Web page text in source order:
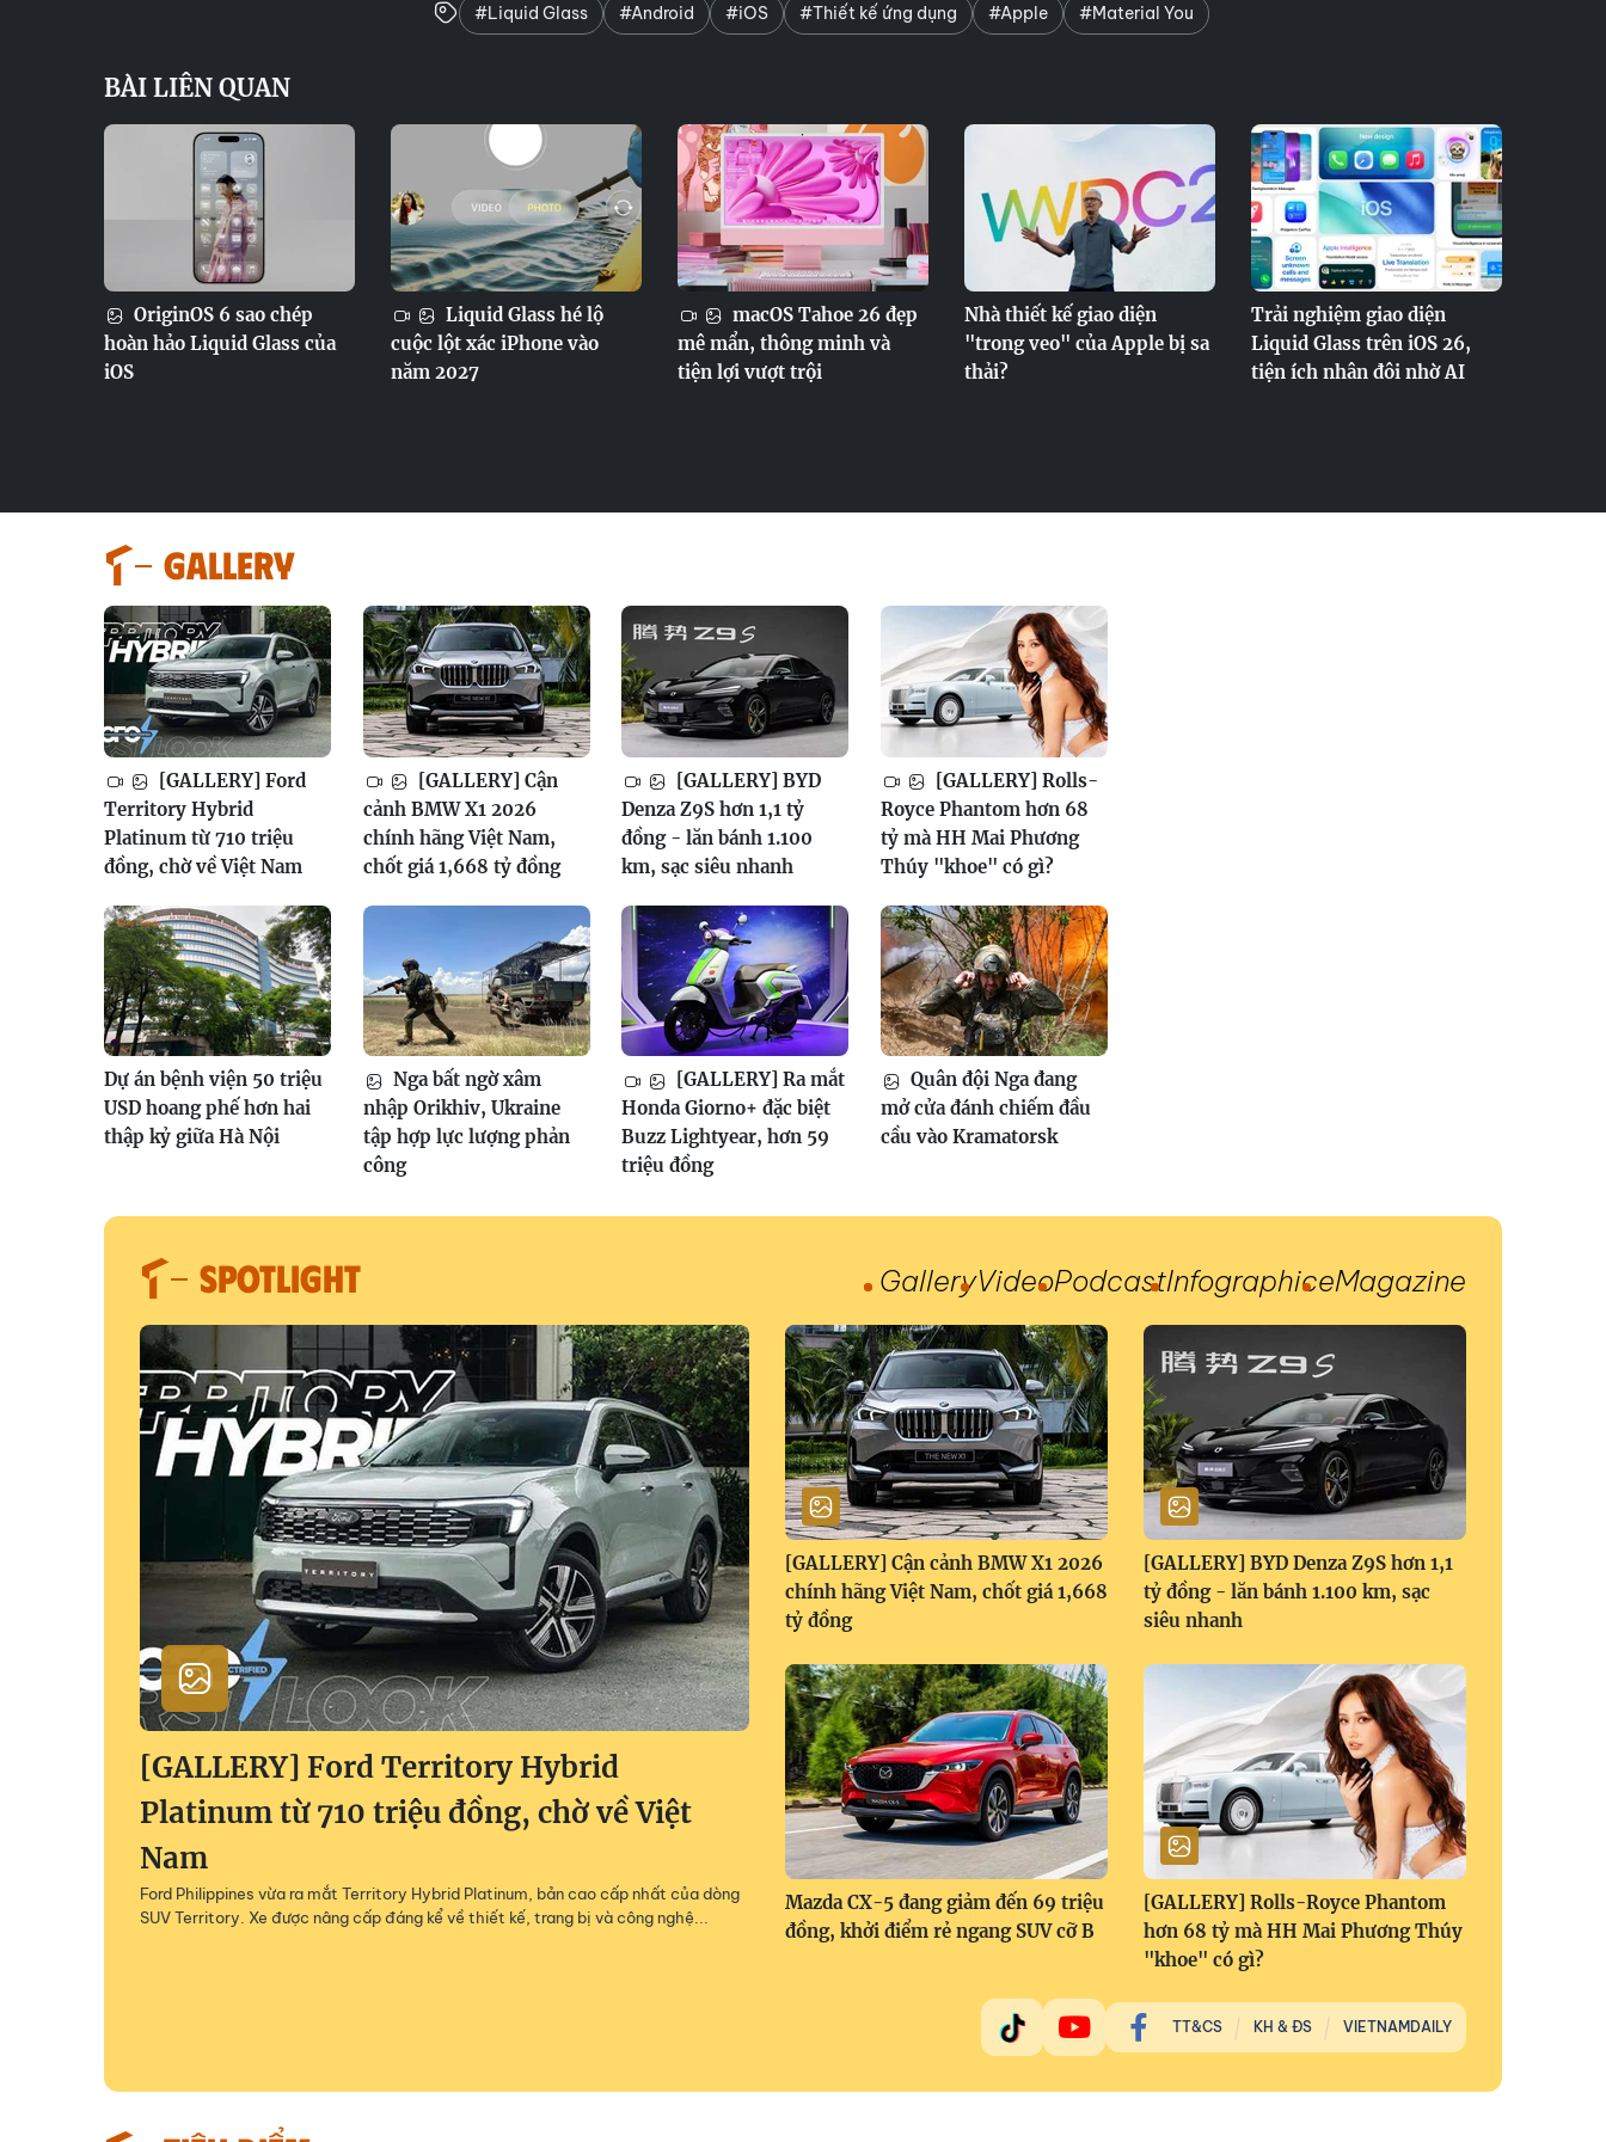
#Liquid Glass #Android #iOS #Thiết kế ứng dụng #Apple #Material You
BÀI LIÊN QUAN
OriginOS 6 sao chép
hoàn hảo Liquid Glass của
iOS
Liquid Glass hé lộ
cuộc lột xác iPhone vào
năm 2027
macOS Tahoe 26 đẹp
mê mẩn, thông minh và
tiện lợi vượt trội
Nhà thiết kế giao diện
"trong veo" của Apple bị sa
thải?
Trải nghiệm giao diện
Liquid Glass trên iOS 26,
tiện ích nhân đôi nhờ AI
GALLERY
[GALLERY] Ford
Territory Hybrid
Platinum từ 710 triệu
đồng, chờ về Việt Nam
[GALLERY] Cận
cảnh BMW X1 2026
chính hãng Việt Nam,
chốt giá 1,668 tỷ đồng
[GALLERY] BYD
Denza Z9S hơn 1,1 tỷ
đồng - lăn bánh 1.100
km, sạc siêu nhanh
[GALLERY] Rolls-
Royce Phantom hơn 68
tỷ mà HH Mai Phương
Thúy "khoe" có gì?
Dự án bệnh viện 50 triệu
USD hoang phế hơn hai
thập kỷ giữa Hà Nội
Nga bất ngờ xâm
nhập Orikhiv, Ukraine
tập hợp lực lượng phản
công
[GALLERY] Ra mắt
Honda Giorno+ đặc biệt
Buzz Lightyear, hơn 59
triệu đồng
Quân đội Nga đang
mở cửa đánh chiếm đầu
cầu vào Kramatorsk
SPOTLIGHT GalleryVideoPodcastInfographiceMagazine
[GALLERY] Ford Territory Hybrid
Platinum từ 710 triệu đồng, chờ về Việt
Nam
Ford Philippines vừa ra mắt Territory Hybrid Platinum, bản cao cấp nhất của dòng
SUV Territory. Xe được nâng cấp đáng kể về thiết kế, trang bị và công nghệ...
[GALLERY] Cận cảnh BMW X1 2026
chính hãng Việt Nam, chốt giá 1,668
tỷ đồng
[GALLERY] BYD Denza Z9S hơn 1,1
tỷ đồng - lăn bánh 1.100 km, sạc
siêu nhanh
Mazda CX-5 đang giảm đến 69 triệu
đồng, khởi điểm rẻ ngang SUV cỡ B
[GALLERY] Rolls-Royce Phantom
hơn 68 tỷ mà HH Mai Phương Thúy
"khoe" có gì?
TT&CS KH & ĐS VIETNAMDAILY